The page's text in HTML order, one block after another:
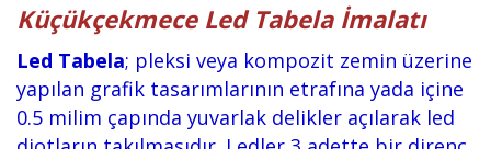
Küçükçekmece Led Tabela İmalatı
Led Tabela; pleksi veya kompozit zemin üzerine
yapılan grafik tasarımlarının etrafına yada içine
0.5 milim çapında yuvarlak delikler açılarak led